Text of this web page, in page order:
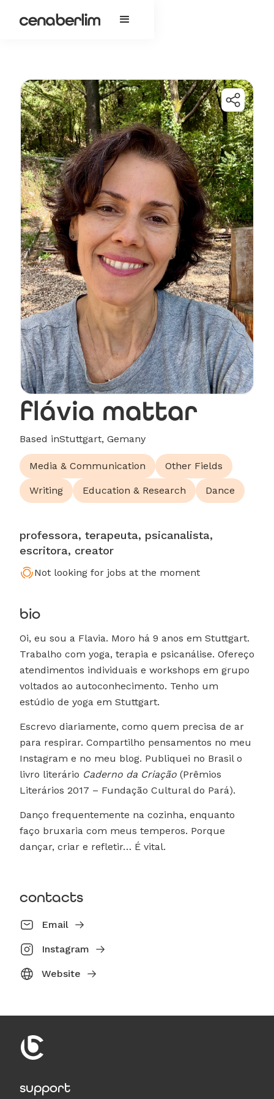
flávia mattar
Based inStuttgart, Gemany
Media & Communication Other Fields
Writing Education & Research Dance
professora, terapeuta, psicanalista,
escritora, creator
Not looking for jobs at the moment
bio
Oi, eu sou a Flavia. Moro há 9 anos em Stuttgart.
Trabalho com yoga, terapia e psicanálise. Ofereço
atendimentos individuais e workshops em grupo
voltados ao autoconhecimento. Tenho um
estúdio de yoga em Stuttgart.
Escrevo diariamente, como quem precisa de ar
para respirar. Compartilho pensamentos no meu
Instagram e no meu blog. Publiquei no Brasil o
livro literário Caderno da Criação (Prêmios
Literários 2017 – Fundação Cultural do Pará).
Danço frequentemente na cozinha, enquanto
faço bruxaria com meus temperos. Porque
dançar, criar e refletir… É vital.
contacts
Email
Instagram
Website
support